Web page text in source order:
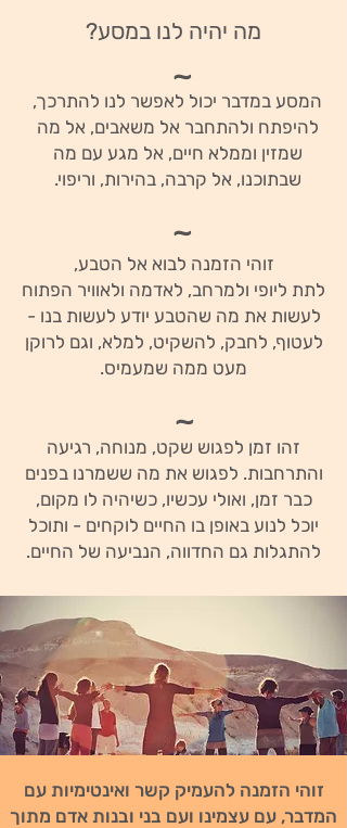
מה יהיה לנו במסע?
המסע במדבר יכול לאפשר לנו להתרכך,
להיפתח ולהתחבר אל משאבים, אל מה
שמזין וממלא חיים, אל מגע עם מה
שבתוכנו, אל קרבה, בהירות, וריפוי.
~
זוהי הזמנה לבוא אל הטבע,
לתת ליופי ולמרחב, לאדמה ולאוויר הפתוח
לעשות את מה שהטבע יודע לעשות בנו -
לעטוף, לחבק, להשקיט, למלא, וגם לרוקן
מעט ממה שמעמיס.
~
זהו זמן לפגוש שקט, מנוחה, רגיעה
והתרחבות. לפגוש את מה ששמרנו בפנים
כבר זמן, ואולי עכשיו, כשיהיה לו מקום,
יוכל לנוע באופן בו החיים לוקחים - ותוכל
להתגלות גם החדווה, הנביעה של החיים.
~
זוהי הזמנה להעמיק קשר ואינטימיות עם
המדבר, עם עצמינו ועם בני ובנות אדם מתוך